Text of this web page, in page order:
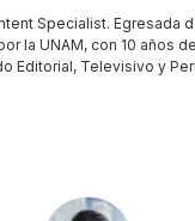
Specialist. Egresada
la UNAM, con 10 años
Editorial, Televisivo y